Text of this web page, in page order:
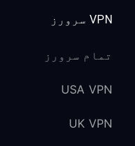
VPN سرورز
تمام سرورز
USA VPN
UK VPN